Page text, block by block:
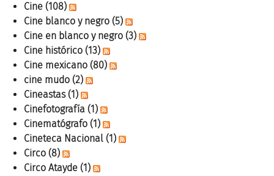
Cine (108)
Cine blanco y negro (5)
Cine en blanco y negro (3)
Cine histórico (13)
Cine mexicano (80)
cine mudo (2)
Cineastas (1)
Cinefotografía (1)
Cinematógrafo (1)
Cineteca Nacional (1)
Circo (8)
Circo Atayde (1)